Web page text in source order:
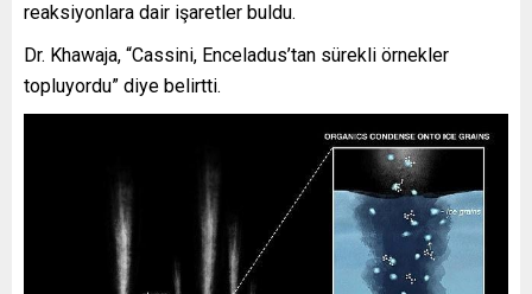
reaksiyonlara dair işaretler buldu.
Dr. Khawaja, “Cassini, Enceladus’tan sürekli örnekler
topluyordu” diye belirtti.